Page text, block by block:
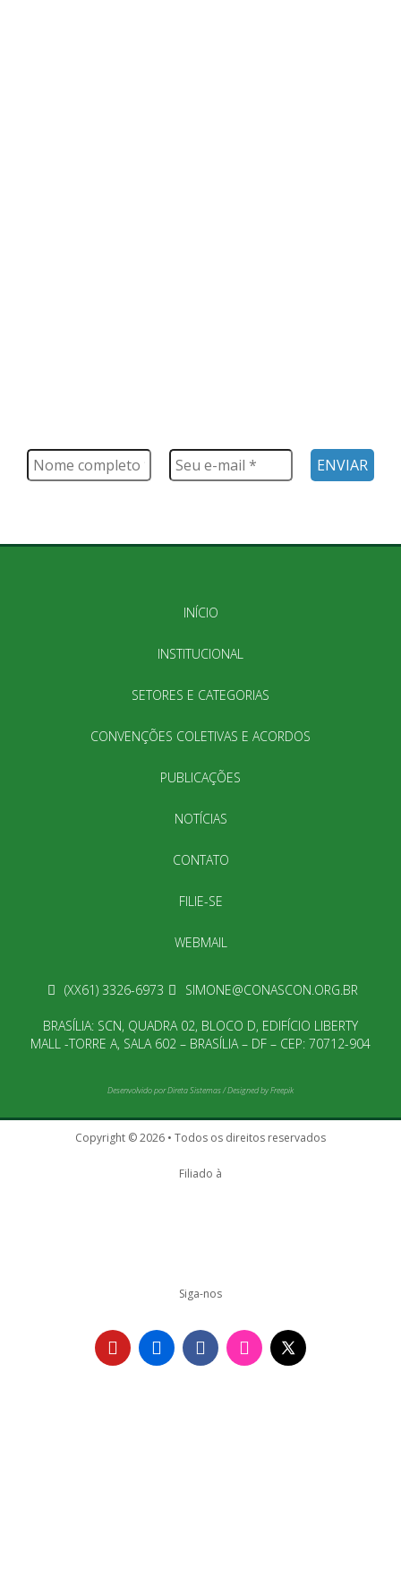
INÍCIO
INSTITUCIONAL
SETORES E CATEGORIAS
CONVENÇÕES COLETIVAS E ACORDOS
PUBLICAÇÕES
NOTÍCIAS
CONTATO
FILIE-SE
WEBMAIL
(XX61) 3326-6973 SIMONE@CONASCON.ORG.BR
BRASÍLIA: SCN, QUADRA 02, BLOCO D, EDIFÍCIO LIBERTY
MALL -TORRE A, SALA 602 – BRASÍLIA – DF – CEP: 70712-904
Desenvolvido porDireta Sistemas/Designed by Freepik
Copyright © 2026 • Todos os direitos reservados
Filiado à
Siga-nos